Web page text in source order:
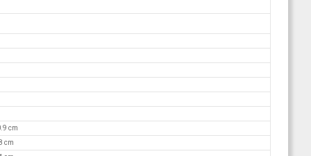
cm
cm